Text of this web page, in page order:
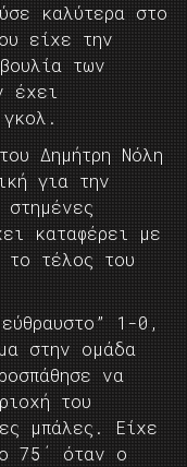
καλύτερα στο
είχε την
των
έχει
Δημήτρη Νόλη
για την
καταφέρει με
το τέλος του
1-0,
στην ομάδα
να
του
μπάλες. Είχε
75΄ όταν ο